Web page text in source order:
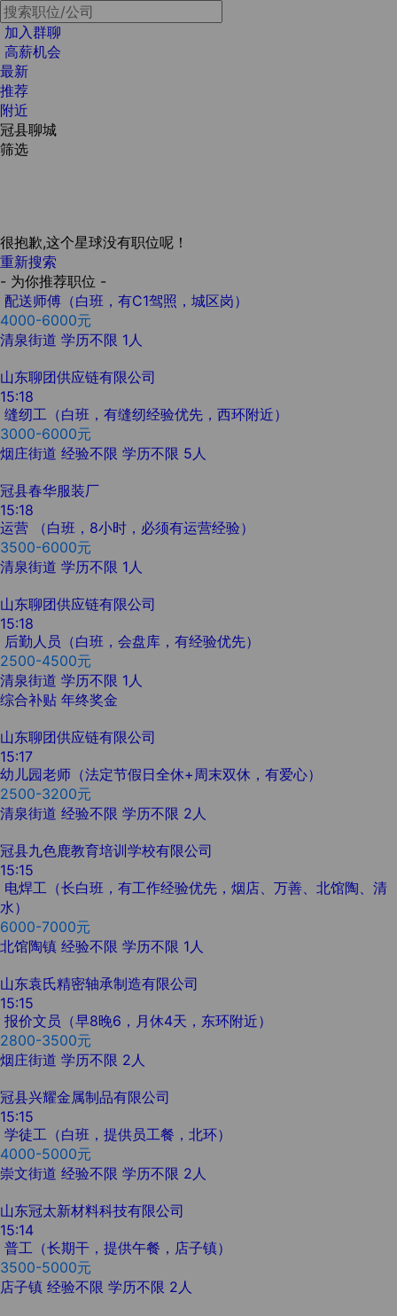
加入群聊
高薪机会
最新
推荐
附近
冠县聊城
筛选
很抱歉,这个星球没有职位呢！
重新搜索
- 为你推荐职位 -
配送师傅（白班，有C1驾照，城区岗）
4000-6000元
清泉街道 学历不限 1人
山东聊团供应链有限公司
15:18
缝纫工（白班，有缝纫经验优先，西环附近）
3000-6000元
烟庄街道 经验不限 学历不限 5人
冠县春华服装厂
15:18
运营 （白班，8小时，必须有运营经验）
3500-6000元
清泉街道 学历不限 1人
山东聊团供应链有限公司
15:18
后勤人员（白班，会盘库，有经验优先）
2500-4500元
清泉街道 学历不限 1人
综合补贴 年终奖金
山东聊团供应链有限公司
15:17
幼儿园老师（法定节假日全休+周末双休，有爱心）
2500-3200元
清泉街道 经验不限 学历不限 2人
冠县九色鹿教育培训学校有限公司
15:15
电焊工（长白班，有工作经验优先，烟店、万善、北馆陶、清
水）
6000-7000元
北馆陶镇 经验不限 学历不限 1人
山东袁氏精密轴承制造有限公司
15:15
报价文员（早8晚6，月休4天，东环附近）
2800-3500元
烟庄街道 学历不限 2人
冠县兴耀金属制品有限公司
15:15
学徒工（白班，提供员工餐，北环）
4000-5000元
崇文街道 经验不限 学历不限 2人
山东冠太新材料科技有限公司
15:14
普工（长期干，提供午餐，店子镇）
3500-5000元
店子镇 经验不限 学历不限 2人